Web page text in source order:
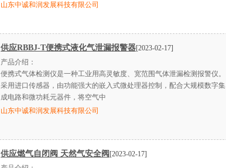
山东中诚和润发展科技有限公司
供应RBBJ-T便携式液化气泄漏报警器[2023-02-17]
产品介绍：
便携式气体检测仪是一种工业用高灵敏度、宽范围气体泄漏检测报警仪。
采用进口传感器，由功能强大的嵌入式微处理器控制，配合大规模数字集
成电路和微功耗元器件，将空气中
山东中诚和润发展科技有限公司
供应燃气自闭阀 天然气安全阀 [2023-02-17]